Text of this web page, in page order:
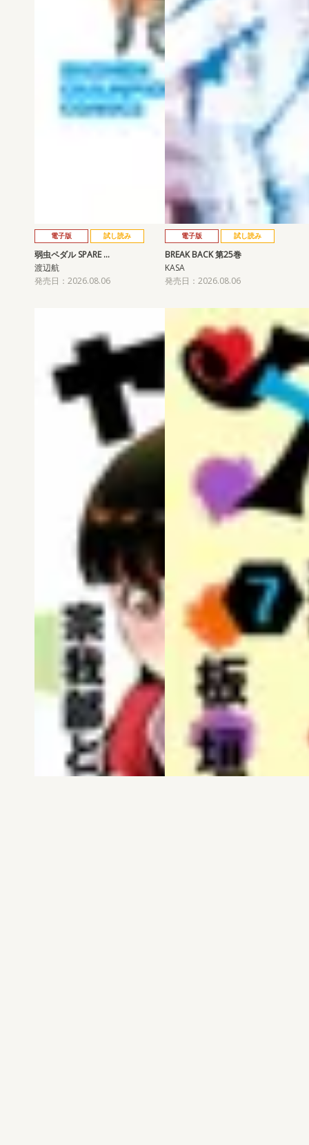
電子版 試し読み
弱虫ペダル SPARE …
渡辺航
発売日：2026.08.06
電子版 試し読み
BREAK BACK 第25巻
KASA
発売日：2026.08.06